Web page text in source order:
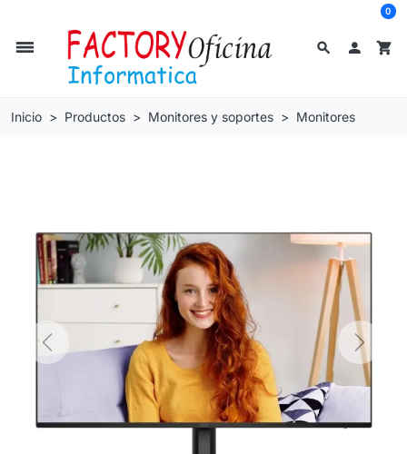
search
dehaze  shopping_cart
0
Inicio Productos Monitores y soportes Monitores
Previous Next